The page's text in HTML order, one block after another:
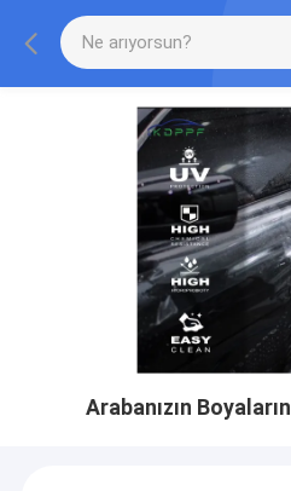
Arabanızın